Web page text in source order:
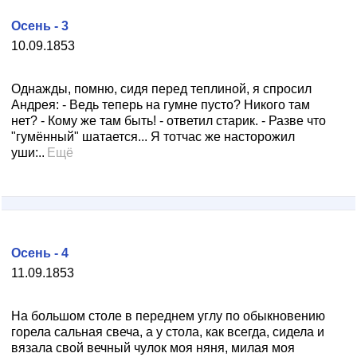
10.09.1853
Осень - 3
Однажды, помню, сидя перед теплиной, я спросил
Андрея: - Ведь теперь на гумне пусто? Никого там
нет? - Кому же там быть! - ответил старик. - Разве что
"гумённый" шатается... Я тотчас же насторожил
уши:.. Ещё
11.09.1853
Осень - 4
На большом столе в переднем углу по обыкновению
горела сальная свеча, а у стола, как всегда, сидела и
вязала свой вечный чулок моя няня, милая моя